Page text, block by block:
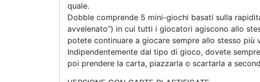
quale.
Dobble comprende 5 mini-giochi basati sulla
avvelenato”) in cui tutti i giocatori agiscono allo
potete continuare a giocare sempre allo stesso più
Indipendentemente dal tipo di gioco, dovete
poi prendere la carta, piazzarla o scartarla a